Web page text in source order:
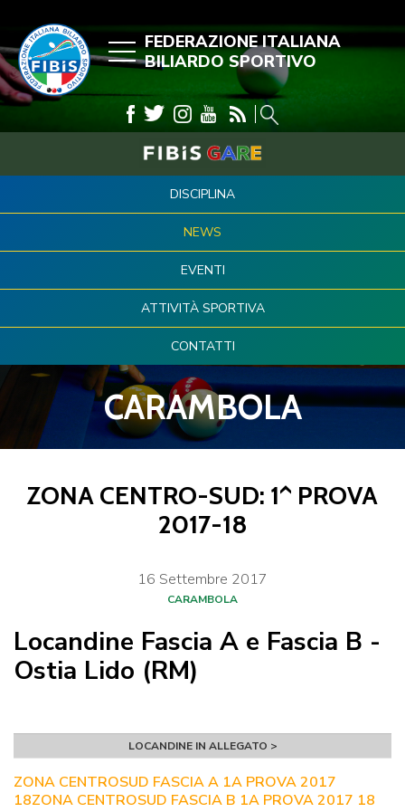
FEDERAZIONE ITALIANA
BILIARDO SPORTIVO
DISCIPLINA
NEWS
EVENTI
ATTIVITÀ SPORTIVA
CONTATTI
CARAMBOLA
ZONA CENTRO-SUD: 1^ PROVA
2017-18
16 Settembre 2017
CARAMBOLA
Locandine Fascia A e Fascia B -
Ostia Lido (RM)
LOCANDINE IN ALLEGATO >
ZONA CENTROSUD FASCIA A 1A PROVA 2017
18ZONA CENTROSUD FASCIA B 1A PROVA 2017 18